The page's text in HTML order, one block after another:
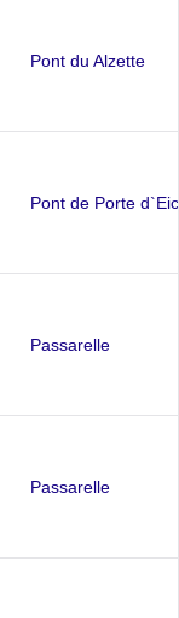
Pont du Alzette
Pont de Porte
Passarelle
Passarelle